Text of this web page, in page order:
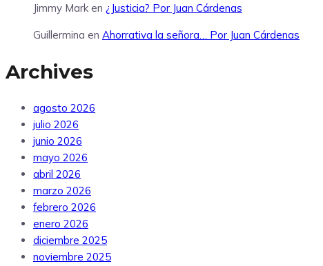
Jimmy Mark en ¿Justicia? Por Juan Cárdenas
Guillermina en Ahorrativa la señora… Por Juan Cárdenas
Archives
agosto 2026
julio 2026
junio 2026
mayo 2026
abril 2026
marzo 2026
febrero 2026
enero 2026
diciembre 2025
noviembre 2025